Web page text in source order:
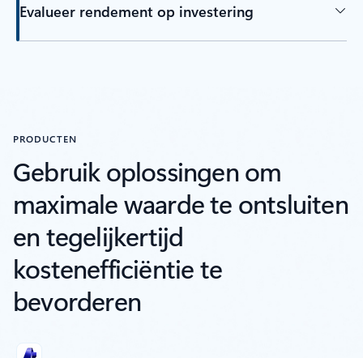
Evalueer rendement op investering
PRODUCTEN
Gebruik oplossingen om
maximale waarde te ontsluiten
en tegelijkertijd
kostenefficiëntie te
bevorderen